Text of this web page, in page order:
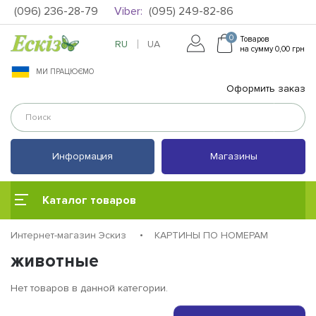
(096) 236-28-79 Viber: (095) 249-82-86
МИ ПРАЦЮЄМО
Оформить заказ
RU UA Товаров
0
на сумму 0,00 грн
Информация Магазины
Каталог товаров
Интернет-магазин Эскиз КАРТИНЫ ПО НОМЕРАМ
животные
Нет товаров в данной категории.